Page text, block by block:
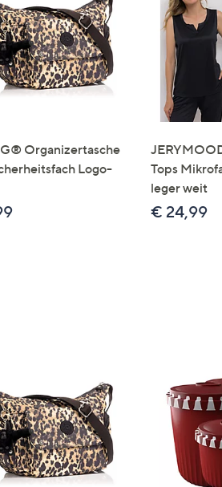
Organizertasche
Logo-
Tops
leger weit
€ 24,99